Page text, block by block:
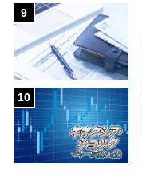
9
10